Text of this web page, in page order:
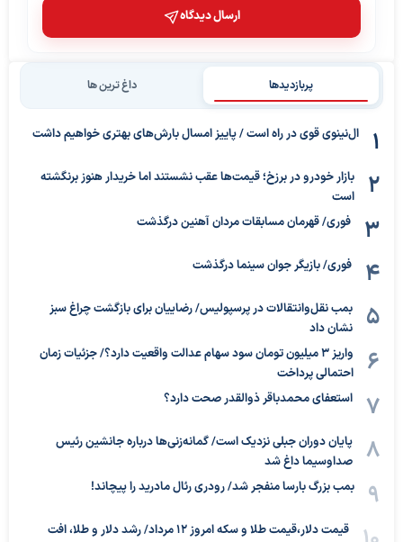
ارسال دیدگاه
پربازدیدها داغ ترین ها
ال‌نینوی قوی در راه است / پاییز امسال بارش‌های بهتری خواهیم داشت
بازار خودرو در برزخ؛ قیمت‌ها عقب نشستند اما خریدار هنوز برنگشته
است
فوری/ قهرمان مسابقات مردان آهنین درگذشت
فوری/ بازیگر جوان سینما درگذشت
بمب نقل‌وانتقالات در پرسپولیس/ رضاییان برای بازگشت چراغ سبز
نشان داد
واریز ۳ میلیون تومان سود سهام عدالت واقعیت دارد؟/ جزئیات زمان
احتمالی پرداخت
استعفای محمدباقر ذوالقدر صحت دارد؟
پایان دوران جبلی نزدیک است/ گمانه‌زنی‌ها درباره جانشین رئیس
صداوسیما داغ شد
بمب بزرگ بارسا منفجر شد/ رودری رئال مادرید را پیچاند!
قیمت دلار،قیمت طلا و سکه امروز ۱۲ مرداد/ رشد دلار و طلا، افت